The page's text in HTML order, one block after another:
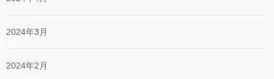
2024年3月
2024年2月